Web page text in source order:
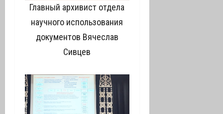
Главный архивист отдела
научного использования
документов Вячеслав
Сивцев